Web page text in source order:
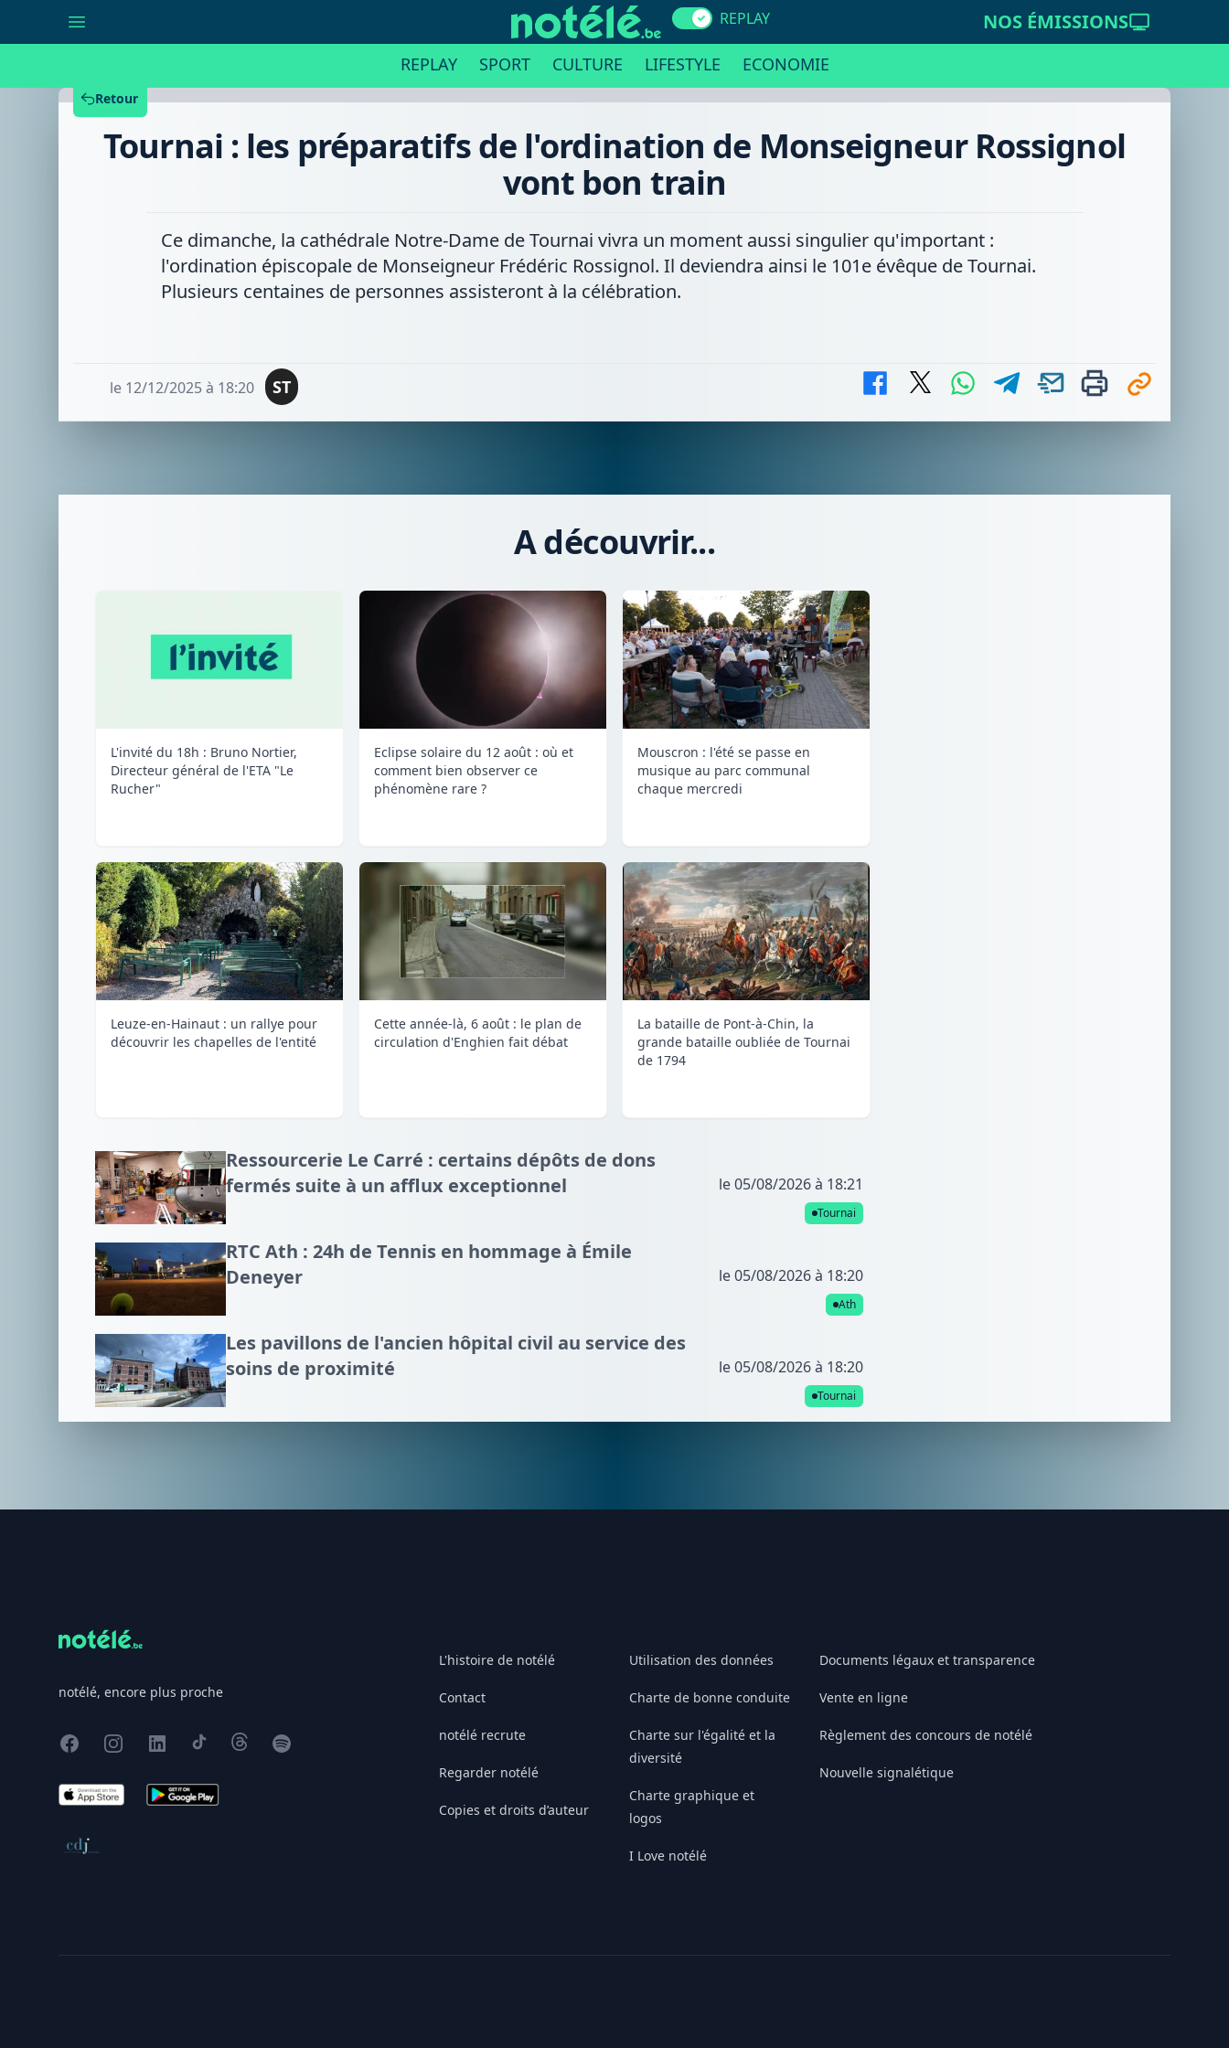
REPLAY NOS ÉMISSIONS
REPLAY SPORT CULTURE LIFESTYLE ECONOMIE
Retour
Tournai : les préparatifs de l'ordination de Monseigneur Rossignol
vont bon train
Ce dimanche, la cathédrale Notre-Dame de Tournai vivra un moment aussi singulier qu'important :
l'ordination épiscopale de Monseigneur Frédéric Rossignol. Il deviendra ainsi le 101e évêque de Tournai.
Plusieurs centaines de personnes assisteront à la célébration.
le 12/12/2025 à 18:20 ST
A découvrir...
L'invité du 18h : Bruno Nortier,
Directeur général de l'ETA "Le
Rucher"
Eclipse solaire du 12 août : où et
comment bien observer ce
phénomène rare ?
Mouscron : l'été se passe en
musique au parc communal
chaque mercredi
Leuze-en-Hainaut : un rallye pour
découvrir les chapelles de l'entité
Cette année-là, 6 août : le plan de
circulation d'Enghien fait débat
La bataille de Pont-à-Chin, la
grande bataille oubliée de Tournai
de 1794
Ressourcerie Le Carré : certains dépôts de dons
fermés suite à un afflux exceptionnel
le 05/08/2026 à 18:21
Tournai
RTC Ath : 24h de Tennis en hommage à Émile
Deneyer
le 05/08/2026 à 18:20
Ath
Les pavillons de l'ancien hôpital civil au service des
soins de proximité
le 05/08/2026 à 18:20
Tournai
notélé, encore plus proche
FacebookInstagram
X TikTokThreadsSpotify
App Store Google Play
Conseil de déontologie journalistique
L'histoire de notélé
Contact
notélé recrute
Regarder notélé
Copies et droits d’auteur
Utilisation des données
Charte de bonne conduite
Charte sur l'égalité et la
diversité
Charte graphique et
logos
I Love notélé
Documents légaux et transparence
Vente en ligne
Règlement des concours de notélé
Nouvelle signalétique